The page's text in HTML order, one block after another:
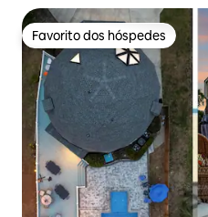
Favorito dos hóspedes
Favorito dos hóspedes